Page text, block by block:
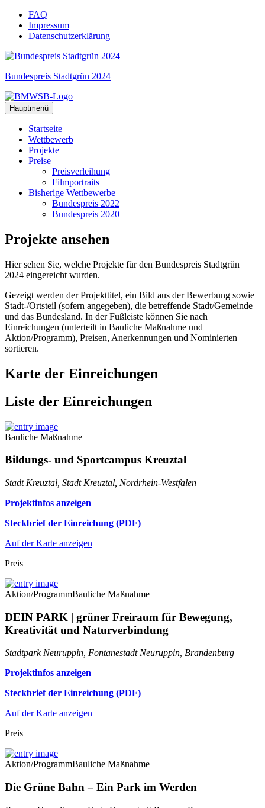
Zum
Inhalt
springen
FAQ
Impressum
Datenschutzerklärung
Bundespreis Stadtgrün 2024
Hauptmenü
Startseite
Wettbewerb
Projekte
Preise
Preisverleihung
Filmportraits
Bisherige Wettbewerbe
Bundespreis 2022
Bundespreis 2020
Projekte ansehen
Hier sehen Sie, welche Projekte für den Bundespreis Stadtgrün
2024 eingereicht wurden.
Gezeigt werden der Projekttitel, ein Bild aus der Bewerbung sowie
Stadt-/Ortsteil (sofern angegeben), die betreffende Stadt/Gemeinde
und das Bundesland. In der Fußleiste können Sie nach
Einreichungen (unterteilt in Bauliche Maßnahme und
Aktion/Programm), Preisen, Anerkennungen und Nominierten
sortieren.
Karte der Einreichungen
Liste der Einreichungen
Bauliche Maßnahme
Bildungs- und Sportcampus Kreuztal
Stadt Kreuztal, Stadt Kreuztal, Nordrhein-Westfalen
Projektinfos anzeigen
Steckbrief der Einreichung (PDF)
Auf der Karte anzeigen
Preis
Aktion/ProgrammBauliche Maßnahme
DEIN PARK | grüner Freiraum für Bewegung,
Kreativität und Naturverbindung
Stadtpark Neuruppin, Fontanestadt Neuruppin, Brandenburg
Projektinfos anzeigen
Steckbrief der Einreichung (PDF)
Auf der Karte anzeigen
Preis
Aktion/ProgrammBauliche Maßnahme
Die Grüne Bahn – Ein Park im Werden